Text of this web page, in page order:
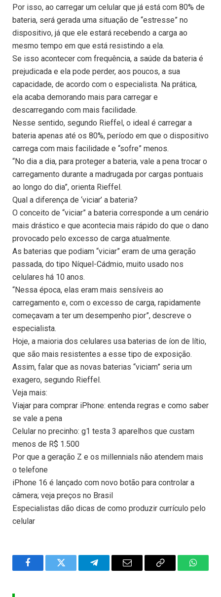
Por isso, ao carregar um celular que já está com 80% de
bateria, será gerada uma situação de “estresse” no
dispositivo, já que ele estará recebendo a carga ao
mesmo tempo em que está resistindo a ela.
Se isso acontecer com frequência, a saúde da bateria é
prejudicada e ela pode perder, aos poucos, a sua
capacidade, de acordo com o especialista. Na prática,
ela acaba demorando mais para carregar e
descarregando com mais facilidade.
Nesse sentido, segundo Rieffel, o ideal é carregar a
bateria apenas até os 80%, período em que o dispositivo
carrega com mais facilidade e “sofre” menos.
“No dia a dia, para proteger a bateria, vale a pena trocar o
carregamento durante a madrugada por cargas pontuais
ao longo do dia”, orienta Rieffel.
Qual a diferença de ‘viciar’ a bateria?
O conceito de “viciar” a bateria corresponde a um cenário
mais drástico e que acontecia mais rápido do que o dano
provocado pelo excesso de carga atualmente.
As baterias que podiam “viciar” eram de uma geração
passada, do tipo Níquel-Cádmio, muito usado nos
celulares há 10 anos.
“Nessa época, elas eram mais sensíveis ao
carregamento e, com o excesso de carga, rapidamente
começavam a ter um desempenho pior”, descreve o
especialista.
Hoje, a maioria dos celulares usa baterias de íon de lítio,
que são mais resistentes a esse tipo de exposição.
Assim, falar que as novas baterias “viciam” seria um
exagero, segundo Rieffel.
Veja mais:
Viajar para comprar iPhone: entenda regras e como saber
se vale a pena
Celular no precinho: g1 testa 3 aparelhos que custam
menos de R$ 1.500
Por que a geração Z e os millennials não atendem mais
o telefone
iPhone 16 é lançado com novo botão para controlar a
câmera; veja preços no Brasil
Especialistas dão dicas de como produzir currículo pelo
celular
FacebookTwitter TelegramEmail
Copy